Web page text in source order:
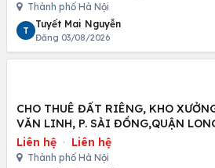
Thành phố Hà Nội
T
Tuyết Mai Nguyễn
Đăng 03/08/2026
CHO THUÊ ĐẤT RIÊNG, KHO
VĂN LINH, P. SÀI ĐỒNG,QUẬN
Liên hệ · Liên hệ
Thành phố Hà Nội